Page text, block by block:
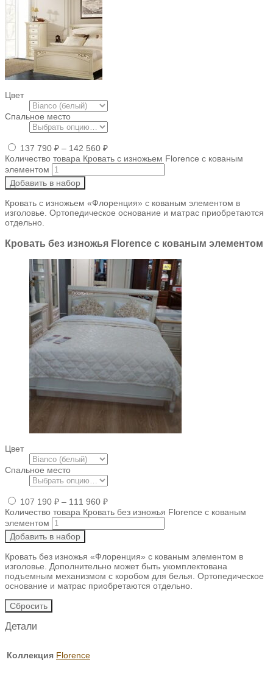
Цвет
Спальное место
137 790 ₽ – 142 560 ₽
Количество товара Кровать с изножьем Florence с кованым
элементом
Добавить в набор
Кровать с изножьем «Флоренция» с кованым элементом в
изголовье. Ортопедическое основание и матрас приобретаются
отдельно.
Кровать без изножья Florence с кованым элементом
Цвет
Спальное место
107 190 ₽ – 111 960 ₽
Количество товара Кровать без изножья Florence с кованым
элементом
Добавить в набор
Кровать без изножья «Флоренция» с кованым элементом в
изголовье. Дополнительно может быть укомплектована
подъемным механизмом с коробом для белья. Ортопедическое
основание и матрас приобретаются отдельно.
Сбросить
Детали
Коллекция Florence